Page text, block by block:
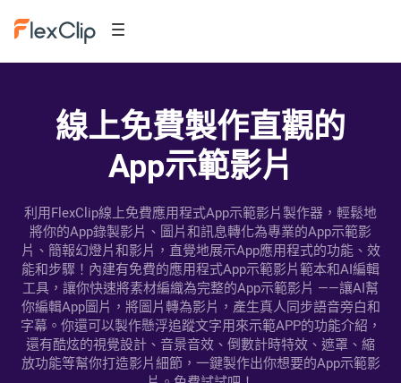
線上免費製作直觀的
App示範影片
利用FlexClip線上免費應用程式App示範影片製作器，輕鬆地
將你的App錄製影片、圖片和訊息轉化為專業的App示範影
片、簡報幻燈片和影片，直覺地展示App應用程式的功能、效
能和步驟！內建有免費的應用程式App示範影片範本和AI編輯
工具，讓你快速將素材編織為完整的App示範影片 ——讓AI幫
你編輯App圖片，將圖片轉為影片，產生真人同步語音旁白和
字幕。你還可以製作懸浮追蹤文字用來示範APP的功能介紹，
還有酷炫的視覺設計、音景音效、倒數計時特效、遮罩、縮
放功能等幫你打造影片細節，一鍵製作出你想要的App示範影